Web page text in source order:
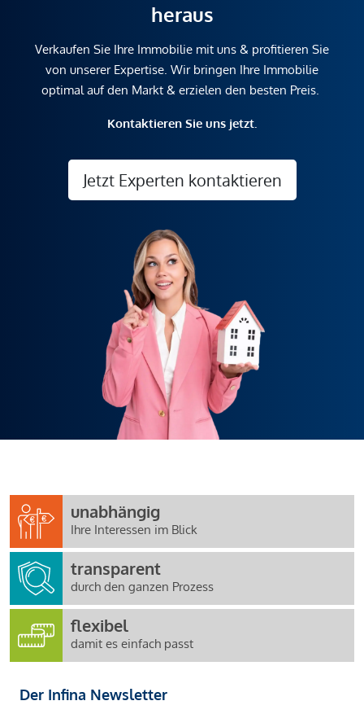
unverbindliche Vorabinformationen sind und daher ohne
heraus
Verkaufen Sie Ihre Immobilie mit uns & profitieren Sie
von unserer Expertise. Wir bringen Ihre Immobilie
optimal auf den Markt & erzielen den besten Preis.
Kontaktieren Sie uns jetzt.
Jetzt Experten kontaktieren
unabhängig
Ihre Interessen im Blick
transparent
durch den ganzen Prozess
flexibel
damit es einfach passt
Der Infina Newsletter